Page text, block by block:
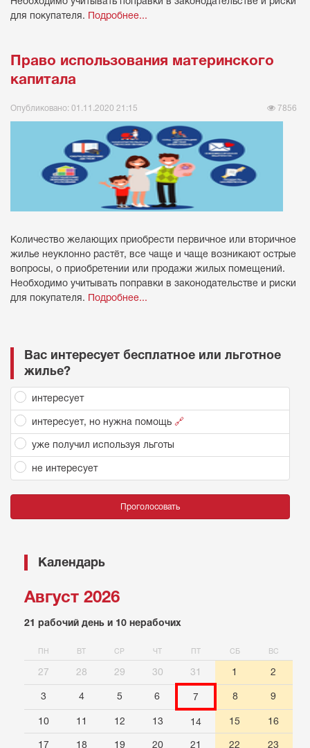
для покупателя. Подробнее...
Право использования материнского
капитала
Опубликовано: 01.11.2020 21:15 7856
Количество желающих приобрести первичное или вторичное
жилье неуклонно растёт, все чаще и чаще возникают острые
вопросы, о приобретении или продажи жилых помещений.
Необходимо учитывать поправки в законодательстве и риски
для покупателя. Подробнее...
Вас интересует бесплатное или льготное
жилье?
интересует
интересует, но нужна помощь 🔗
уже получил используя льготы
не интересует
Проголосовать
Календарь
Август 2026
21 рабочий день и 10 нерабочих
ПН ВТ СР ЧТ ПТ СБ ВС
27 28 29 30 31 1 2
3 4 5 6 7 8 9
10 11 12 13 14 15 16
17 18 19 20 21 22 23